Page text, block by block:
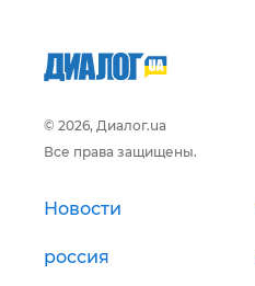
© 2026, Диалог.ua
Все права защищены.
Новости
россия